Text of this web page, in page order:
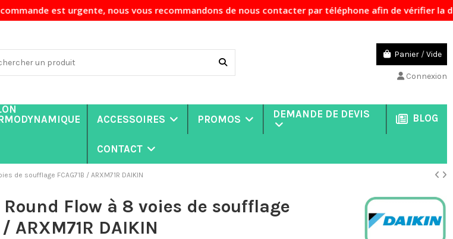
nous vous recommandons de nous contacter par téléphone afin de vérifier la disponibilité
Panier /Vide
Connexion
ACCESSOIRES PROMOS DEMANDE DE DEVIS BLOG
CONTACT
de soufflage FCAG71B / ARXM71R DAIKIN
Flow à 8 voies de soufflage
/ ARXM71R DAIKIN